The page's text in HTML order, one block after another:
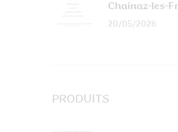
Chainaz-les-
20/05/2026
PRODUITS